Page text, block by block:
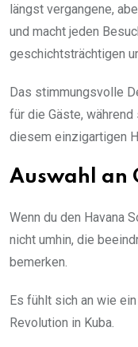
längst vergangene,
und macht jeden
geschichtsträchtigen
Das stimmungsvolle
für die Gäste,
diesem einzigartigen
Auswahl an
Wenn du den Havana
nicht umhin, die
bemerken.
Es fühlt sich an wie
Revolution in Kuba.